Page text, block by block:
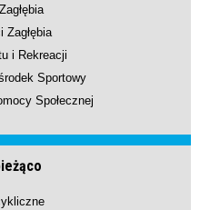
Zagłębia
i Rekreacji
Sportowy
Społecznej